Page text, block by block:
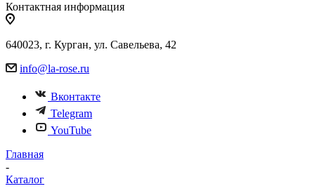
Контактная информация
640023, г. Курган, ул. Савельева, 42
info@la-rose.ru
Вконтакте
Telegram
YouTube
Главная
-
Каталог